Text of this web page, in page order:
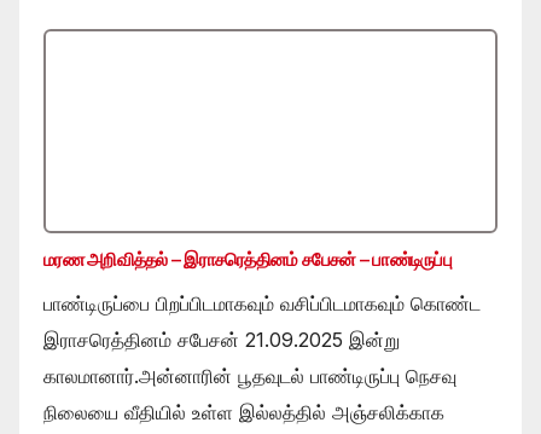
மரண அறிவித்தல் – இராசரெத்தினம் சபேசன் – பாண்டிருப்பு
பாண்டிருப்பை பிறப்பிடமாகவும் வசிப்பிடமாகவும் கொண்ட
இராசரெத்தினம் சபேசன் 21.09.2025 இன்று
காலமானார்.அன்னாரின் பூதவுடல் பாண்டிருப்பு நெசவு
நிலையை வீதியில் உள்ள இல்லத்தில் அஞ்சலிக்காக